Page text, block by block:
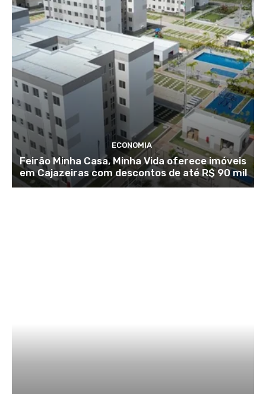
ECONOMIA
Feirão Minha Casa, Minha Vida oferece imóveis
em Cajazeiras com descontos de até R$ 90 mil